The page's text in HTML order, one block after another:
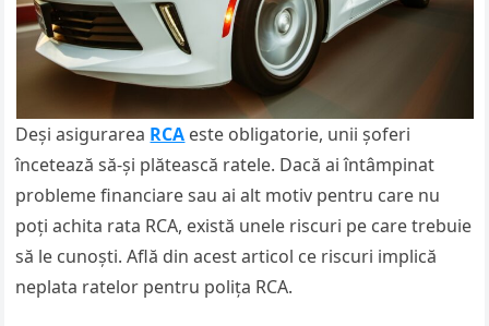
Deși asigurarea RCA este obligatorie, unii șoferi
încetează să-și plătească ratele. Dacă ai întâmpinat
probleme financiare sau ai alt motiv pentru care nu
poți achita rata RCA, există unele riscuri pe care trebuie
să le cunoști. Află din acest articol ce riscuri implică
neplata ratelor pentru polița RCA.